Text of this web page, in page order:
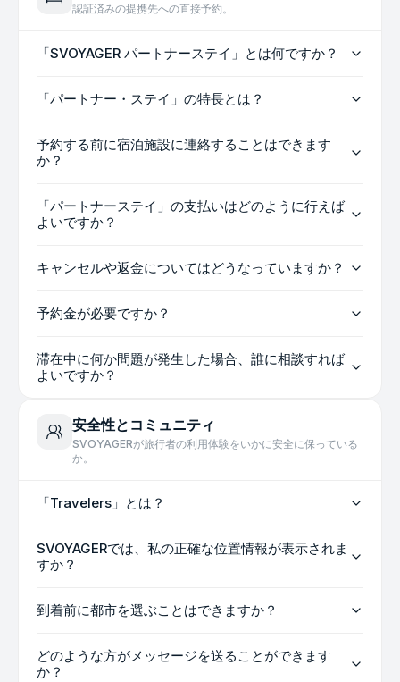
認証済みの提携先への直接予約。
「SVOYAGER パートナーステイ」とは何ですか？
「パートナー・ステイ」の特長とは？
予約する前に宿泊施設に連絡することはできます
か？
「パートナーステイ」の支払いはどのように行えば
よいですか？
キャンセルや返金についてはどうなっていますか？
予約金が必要ですか？
滞在中に何か問題が発生した場合、誰に相談すれば
よいですか？
安全性とコミュニティ
SVOYAGERが旅行者の利用体験をいかに安全に保っている
か。
「Travelers」とは？
SVOYAGERでは、私の正確な位置情報が表示されま
すか？
到着前に都市を選ぶことはできますか？
どのような方がメッセージを送ることができます
か？